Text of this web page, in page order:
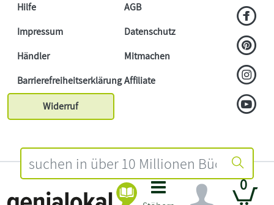
0
Hilfe
AGB
Impressum
Datenschutz
Händler
Mitmachen
BarrierefreiheitserklärungAffiliate
Widerruf